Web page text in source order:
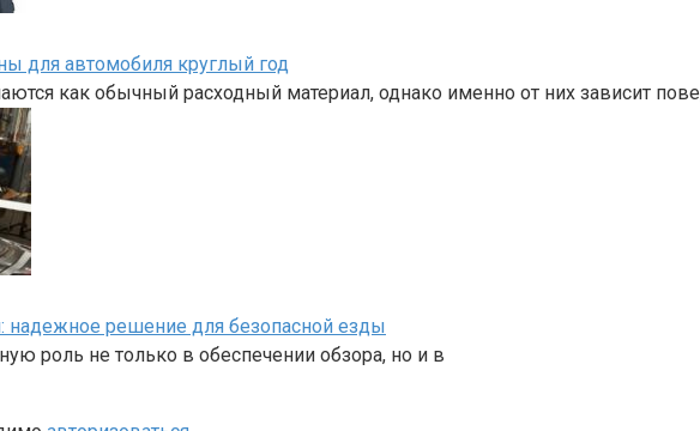
для автомобиля круглый год
как обычный расходный материал, однако именно от них зависит
надежное решение для безопасной езды
роль не только в обеспечении обзора, но и в